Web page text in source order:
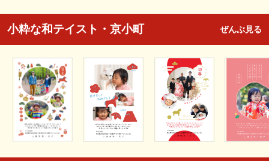
小粋な和テイスト・京小町 ぜんぶ見る